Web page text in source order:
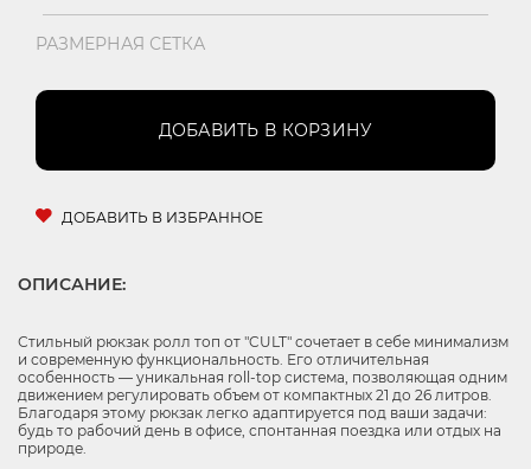
РАЗМЕРНАЯ СЕТКА
ДОБАВИТЬ В КОРЗИНУ
ДОБАВИТЬ В ИЗБРАННОЕ
ОПИСАНИЕ:
Стильный рюкзак ролл топ от "CULT" сочетает в себе минимализм
и современную функциональность. Его отличительная
особенность — уникальная roll-top система, позволяющая одним
движением регулировать объем от компактных 21 до 26 литров.
Благодаря этому рюкзак легко адаптируется под ваши задачи:
будь то рабочий день в офисе, спонтанная поездка или отдых на
природе.